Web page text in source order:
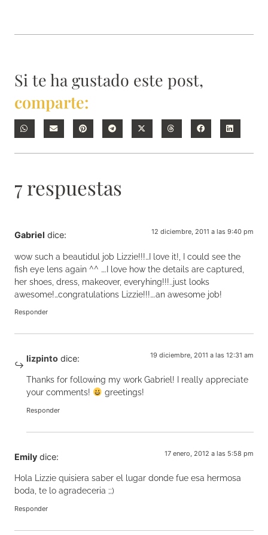
Si te ha gustado este post,
comparte:
7 respuestas
Gabriel dice: 12 diciembre, 2011 a las 9:40 pm
wow such a beautidul job Lizzie!!!…I love it!, I could see the
fish eye lens again ^^ ….I love how the details are captured,
her shoes, dress, makeover, everyhing!!!..just looks
awesome!…congratulations Lizzie!!!….an awesome job!
Responder
lizpinto dice: 19 diciembre, 2011 a las 12:31 am
Thanks for following my work Gabriel! I really appreciate
your comments!
greetings!
Responder
Emily dice: 17 enero, 2012 a las 5:58 pm
Hola Lizzie quisiera saber el lugar donde fue esa hermosa
boda, te lo agradeceria ;;)
Responder